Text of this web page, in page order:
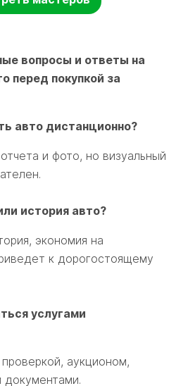
вопросы и ответы на
перед покупкой за
авто дистанционно?
и фото, но визуальный
история авто?
экономия на
к дорогостоящему
услугами
аукционом,
документами.